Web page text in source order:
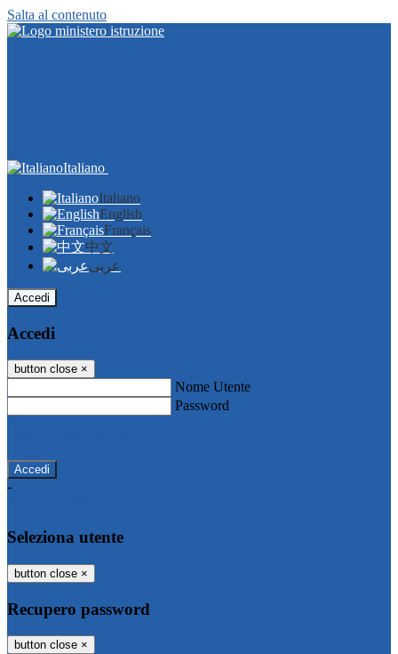
Salta al contenuto
Italiano
Italiano
English
Français
中文
عربى
Accedi
Accedi
button close ×
Nome Utente
Password
-
Seleziona utente
button close ×
Recupero password
button close ×